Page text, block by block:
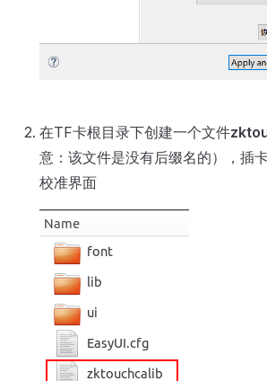
在TF卡根目录下创建一个文件
意：该文件是没有后缀名的），插
校准界面